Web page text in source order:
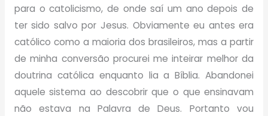
para o catolicismo, de onde saí um ano depois de
ter sido salvo por Jesus. Obviamente eu antes era
católico como a maioria dos brasileiros, mas a partir
de minha conversão procurei me inteirar melhor da
doutrina católica enquanto lia a Bíblia. Abandonei
aquele sistema ao descobrir que o que ensinavam
não estava na Palavra de Deus. Portanto vou